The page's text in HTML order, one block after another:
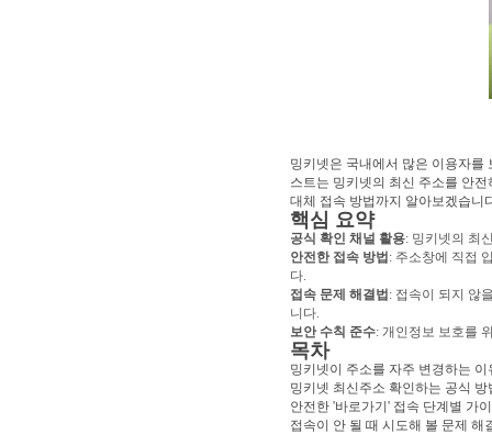
밍키넷은 국내에서 많은 이용자를
스트는 밍키넷의 최신 주소를 안
대체 접속 방법까지 알아보겠습니
핵심 요약
공식 확인 채널 활용: 밍키넷의 최
안전한 접속 방법 : 주소창에 직접
다.
접속 문제 해결법 : 접속이 되지 않
니다.
보안 수칙 준수: 개인정보 보호를
목차
밍키넷이 주소를 자주 변경하는 이
밍키넷 최신주소 확인하는 공식 방
안전한 '바로가기' 접속 단계별 가
접속이 안 될 때 시도해 볼 문제 해